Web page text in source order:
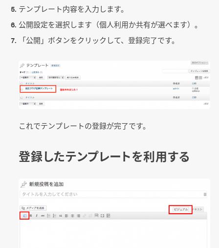
テンプレート内容を入力します。
公開設定を選択します（個人利用か共有が選べます）。
「公開」ボタンをクリックして、登録完了です。
これでテンプレートの登録が完了です。
登録したテンプレートを利用する